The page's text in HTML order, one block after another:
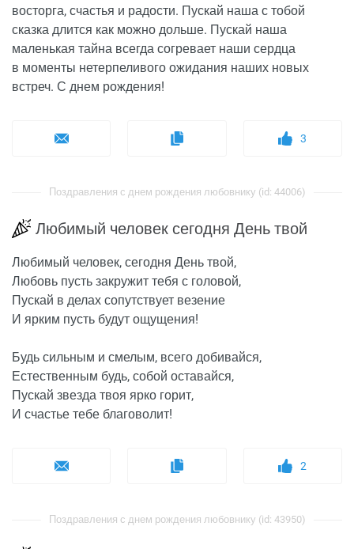
восторга, счастья и радости. Пускай наша с тобой
сказка длится как можно дольше. Пускай наша
маленькая тайна всегда согревает наши сердца
в моменты нетерпеливого ожидания наших новых
встреч. С днем рождения!
3
Поздравления с днем рождения любовнику (id: 44006)
Любимый человек сегодня День твой
Любимый человек, сегодня День твой,
Любовь пусть закружит тебя с головой,
Пускай в делах сопутствует везение
И ярким пусть будут ощущения!
Будь сильным и смелым, всего добивайся,
Естественным будь, собой оставайся,
Пускай звезда твоя ярко горит,
И счастье тебе благоволит!
2
Поздравления с днем рождения любовнику (id: 43950)